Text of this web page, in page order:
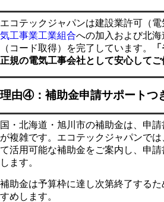
エコテックジャパンは建設業許可（電
気工事業工業組合への加入および北
（コード取得）を完了しています。
正規の電気工事会社として安心して
理由④：補助金申請サポートつ
国・北海道・旭川市の補助金は、申
が複雑です。エコテックジャパンで
て活用可能な補助金をご案内し、申
します。
補助金は予算枠に達し次第終了する
すめします。